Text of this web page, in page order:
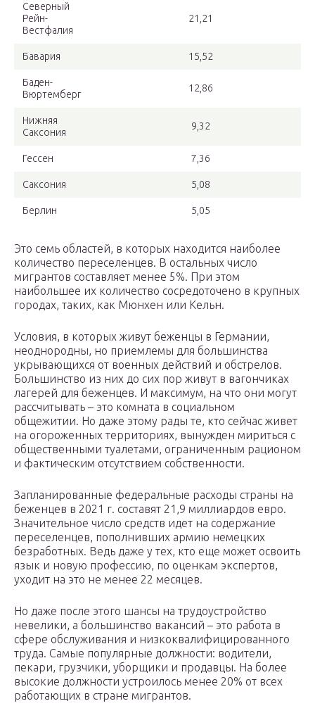
Северный
Рейн-
Вестфалия
21,21
Бавария 15,52
Баден-
Вюртемберг
12,86
Нижняя
Саксония
9,32
Гессен 7,36
Саксония 5,08
Берлин 5,05
Это семь областей, в которых находится наиболее
количество переселенцев. В остальных число
мигрантов составляет менее 5%. При этом
наибольшее их количество сосредоточено в крупных
городах, таких, как Мюнхен или Кельн.
Условия, в которых живут беженцы в Германии,
неоднородны, но приемлемы для большинства
укрывающихся от военных действий и обстрелов.
Большинство из них до сих пор живут в вагончиках
лагерей для беженцев. И максимум, на что они могут
рассчитывать – это комната в социальном
общежитии. Но даже этому рады те, кто сейчас живет
на огороженных территориях, вынужден мириться с
общественными туалетами, ограниченным рационом
и фактическим отсутствием собственности.
Запланированные федеральные расходы страны на
беженцев в 2021 г. составят 21,9 миллиардов евро.
Значительное число средств идет на содержание
переселенцев, пополнивших армию немецких
безработных. Ведь даже у тех, кто еще может освоить
язык и новую профессию, по оценкам экспертов,
уходит на это не менее 22 месяцев.
Но даже после этого шансы на трудоустройство
невелики, а большинство вакансий – это работа в
сфере обслуживания и низкоквалифицированного
труда. Самые популярные должности: водители,
пекари, грузчики, уборщики и продавцы. На более
высокие должности устроилось менее 20% от всех
работающих в стране мигрантов.